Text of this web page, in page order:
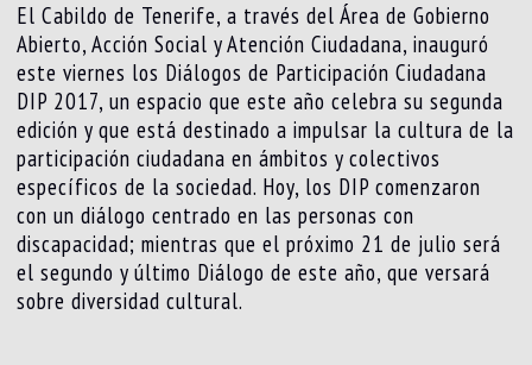
El Cabildo de Tenerife, a través del Área de Gobierno
Abierto, Acción Social y Atención Ciudadana, inauguró
este viernes los Diálogos de Participación Ciudadana
DIP 2017, un espacio que este año celebra su segunda
edición y que está destinado a impulsar la cultura de la
participación ciudadana en ámbitos y colectivos
específicos de la sociedad. Hoy, los DIP comenzaron
con un diálogo centrado en las personas con
discapacidad; mientras que el próximo 21 de julio será
el segundo y último Diálogo de este año, que versará
sobre diversidad cultural.